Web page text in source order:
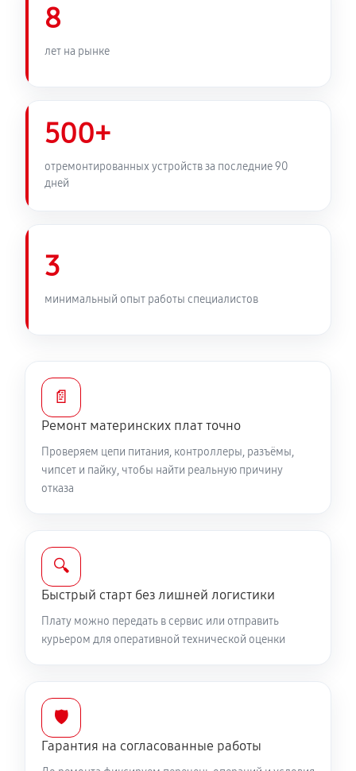
8
лет на рынке
500+
отремонтированных устройств за последние 90
дней
3
минимальный опыт работы специалистов
📄
Ремонт материнских плат точно
Проверяем цепи питания, контроллеры, разъёмы,
чипсет и пайку, чтобы найти реальную причину
отказа
🔍
Быстрый старт без лишней логистики
Плату можно передать в сервис или отправить
курьером для оперативной технической оценки
🛡️
Гарантия на согласованные работы